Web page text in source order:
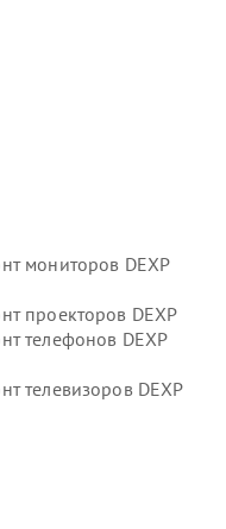
мониторов DEXP
проекторов DEXP
телефонов DEXP
телевизоров DEXP
мини пк DEXP